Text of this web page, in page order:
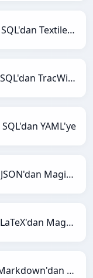
SQL'dan Textile'ye
SQL'dan TracWiki'ye
SQL'dan YAML'ye
JSON'dan Magic'ye
LaTeX'dan Magic'ye
Markdown'dan Magic'ye